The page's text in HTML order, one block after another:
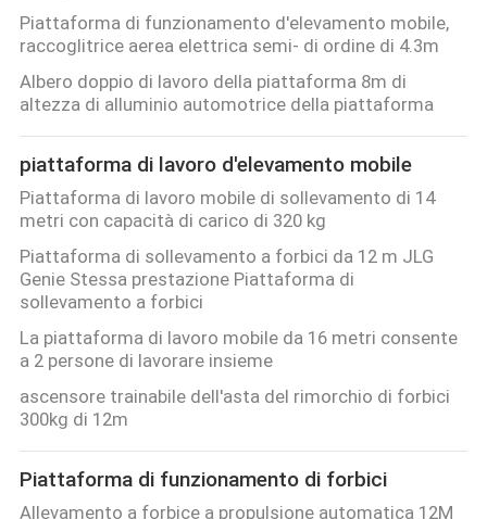
RICHIEDA
UNA
CITAZIONE
MAPPA
DEL
SITO
PRIVACY
POLICY
Piattaforma di funzionamento d'elevamento mobile,
raccoglitrice aerea elettrica semi- di ordine di 4.3m
Albero doppio di lavoro della piattaforma 8m di
altezza di alluminio automotrice della piattaforma
piattaforma di lavoro d'elevamento mobile
Piattaforma di lavoro mobile di sollevamento di 14
metri con capacità di carico di 320 kg
Piattaforma di sollevamento a forbici da 12 m JLG
Genie Stessa prestazione Piattaforma di
sollevamento a forbici
La piattaforma di lavoro mobile da 16 metri consente
a 2 persone di lavorare insieme
ascensore trainabile dell'asta del rimorchio di forbici
300kg di 12m
Piattaforma di funzionamento di forbici
Allevamento a forbice a propulsione automatica 12M